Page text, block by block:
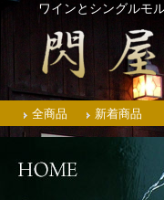
ワインとシングルモ
全商品 新着商品